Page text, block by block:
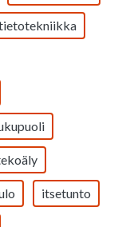
itsetunto